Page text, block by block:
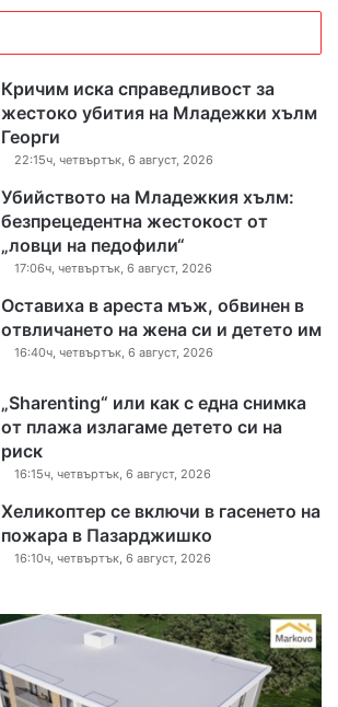
Кричим иска справедливост за
жестоко убития на Младежки хълм
Георги
22:15ч, четвъртък, 6 август, 2026
Убийството на Младежкия хълм:
безпрецедентна жестокост от
„ловци на педофили“
17:06ч, четвъртък, 6 август, 2026
Оставиха в ареста мъж, обвинен в
отвличането на жена си и детето им
16:40ч, четвъртък, 6 август, 2026
„Sharenting“ или как с една снимка
от плажа излагаме детето си на
риск
16:15ч, четвъртък, 6 август, 2026
Хеликоптер се включи в гасенето на
пожара в Пазарджишко
16:10ч, четвъртък, 6 август, 2026